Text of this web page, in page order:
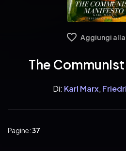
Aggiungi
The
Di: Karl Marx,
Pagine:37